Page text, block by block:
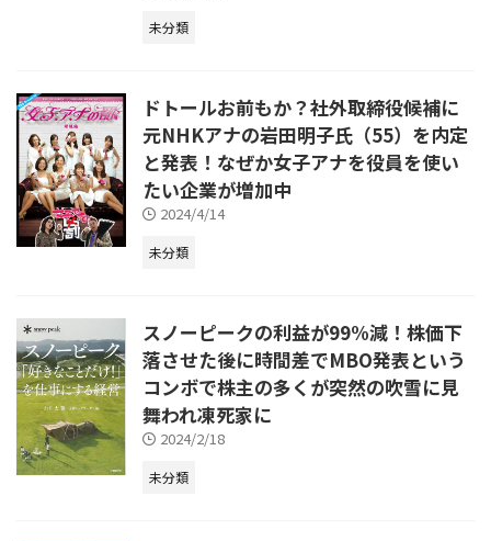
未分類
ドトールお前もか？社外取締役候補に
元NHKアナの岩田明子氏（55）を内定
と発表！なぜか女子アナを役員を使い
たい企業が増加中
2024/4/14
未分類
スノーピークの利益が99%減！株価下
落させた後に時間差でMBO発表という
コンボで株主の多くが突然の吹雪に見
舞われ凍死家に
2024/2/18
未分類